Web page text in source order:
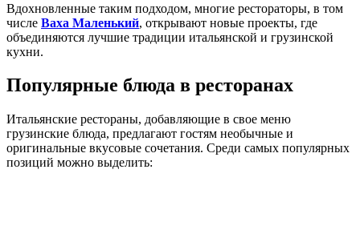
Вдохновленные таким подходом, многие рестораторы, в том
числе Ваха Маленький, открывают новые проекты, где
объединяются лучшие традиции итальянской и грузинской
кухни.
Популярные блюда в ресторанах
Итальянские рестораны, добавляющие в свое меню
грузинские блюда, предлагают гостям необычные и
оригинальные вкусовые сочетания. Среди самых популярных
позиций можно выделить: